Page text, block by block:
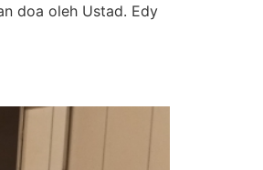
doa oleh Ustad. Edy